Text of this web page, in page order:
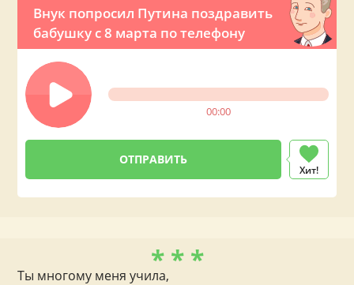
Внук попросил Путина поздравить
бабушку с 8 марта по телефону
00:00
Хит!
* * *
Ты многому меня учила,